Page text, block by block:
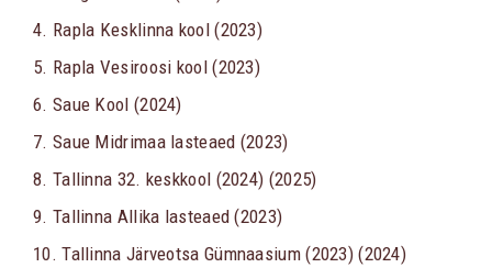
4. Rapla Kesklinna kool (2023)
5. Rapla Vesiroosi kool (2023)
6. Saue Kool (2024)
7. Saue Midrimaa lasteaed (2023)
8. Tallinna 32. keskkool (2024) (2025)
9. Tallinna Allika lasteaed (2023)
10. Tallinna Järveotsa Gümnaasium (2023) (2024)